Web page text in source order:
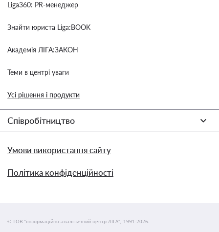
Liga360: PR-менеджер
Знайти юриста Liga:BOOK
Академія ЛІГА:ЗАКОН
Теми в центрі уваги
Усі рішення і продукти
Співробітництво
Умови використання сайту
Політика конфіденційності
© ТОВ "інформаційно-аналітичний центр ЛІГА", 1991-2026.